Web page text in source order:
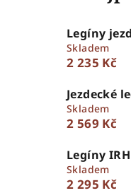
Legíny
Skladem
2 235 Kč
Jezdecké
Skladem
2 569 Kč
Legíny
Skladem
2 295 Kč